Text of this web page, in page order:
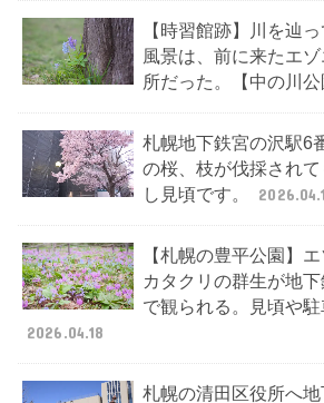
【時習館跡】川を辿
風景は、前に来たエ
所だった。【中の川公
札幌地下鉄宮の沢駅6
の桜、枝が伐採され
し見頃です。
【札幌の豊平公園】
カタクリの群生が地
で観られる。見頃や駐
2026.04.18
札幌の清田区役所へ